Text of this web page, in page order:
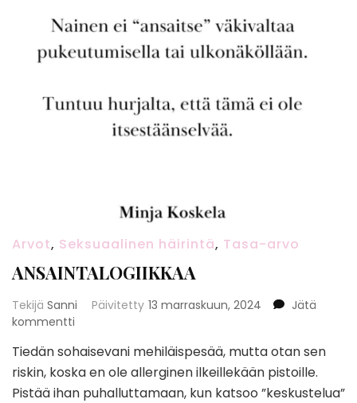
Arvot, Seksuaalinen häirintä, Tasa-arvo
ANSAINTALOGIIKKAA
Tekijä Sanni Päivitetty 13 marraskuun, 2024
Jätä
kommentti
Tiedän sohaisevani mehiläispesää, mutta otan sen
riskin, koska en ole allerginen ilkeillekään pistoille.
Pistää ihan puhalluttamaan, kun katsoo ”keskustelua”